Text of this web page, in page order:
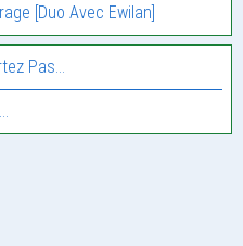
[Duo Avec Ewilan]
Pas…